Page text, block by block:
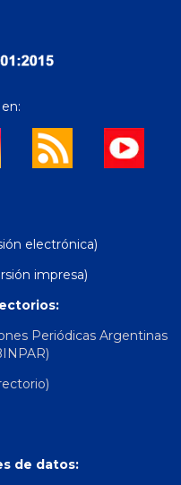
electrónica)
impresa)
Periódicas Argentinas
de datos: